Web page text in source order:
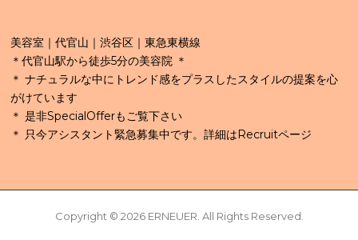
美容室｜代官山｜渋谷区｜東急東横線
＊代官山駅から徒歩5分の美容院 ＊
＊ ナチュラルな中にトレンド感をプラスしたスタイルの提案を心
がけています
＊ 是非SpecialOfferもご覧下さい
＊ 只今アシスタント緊急募集中です。詳細はRecruitページ
Copyright © 2026 ERNEUER. All Rights Reserved.